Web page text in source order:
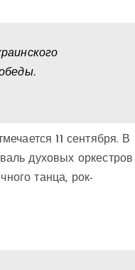
11 сентября. В
духовых оркестров
танца, рок-